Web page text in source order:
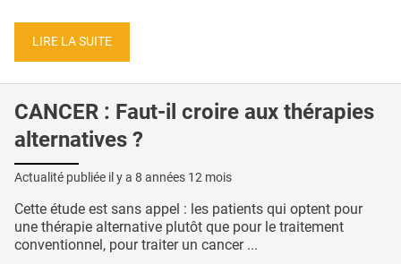
LIRE LA SUITE
CANCER : Faut-il croire aux thérapies
alternatives ?
Actualité publiée il y a 8 années 12 mois
Cette étude est sans appel : les patients qui optent pour
une thérapie alternative plutôt que pour le traitement
conventionnel, pour traiter un cancer ...